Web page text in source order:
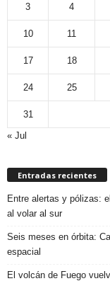
3 4
10 11
17 18
24 25
31
« Jul
Entradas recientes
Entre alertas y pólizas:
al volar al sur
Seis meses en órbita:
espacial
El volcán de Fuego